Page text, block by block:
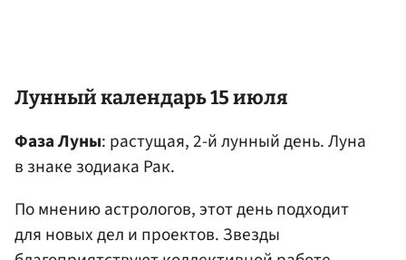
Лунный календарь 15 июля
Фаза Луны: растущая, 2-й лунный день. Луна
в знаке зодиака Рак.
По мнению астрологов, этот день подходит
для новых дел и проектов. Звезды